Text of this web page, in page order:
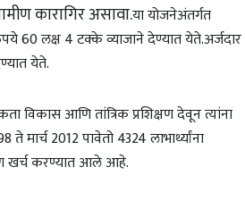
कारागिर असावा.या योजनेअंतर्गत
60 लक्ष 4 टक्के व्याजाने देण्यात येते.अर्जदार
येते.
विकास आणि तांत्रिक प्रशिक्षण देवून त्यांना
मार्च 2012 पावेतो 4324 लाभार्थ्यांना
खर्च करण्यात आले आहे.